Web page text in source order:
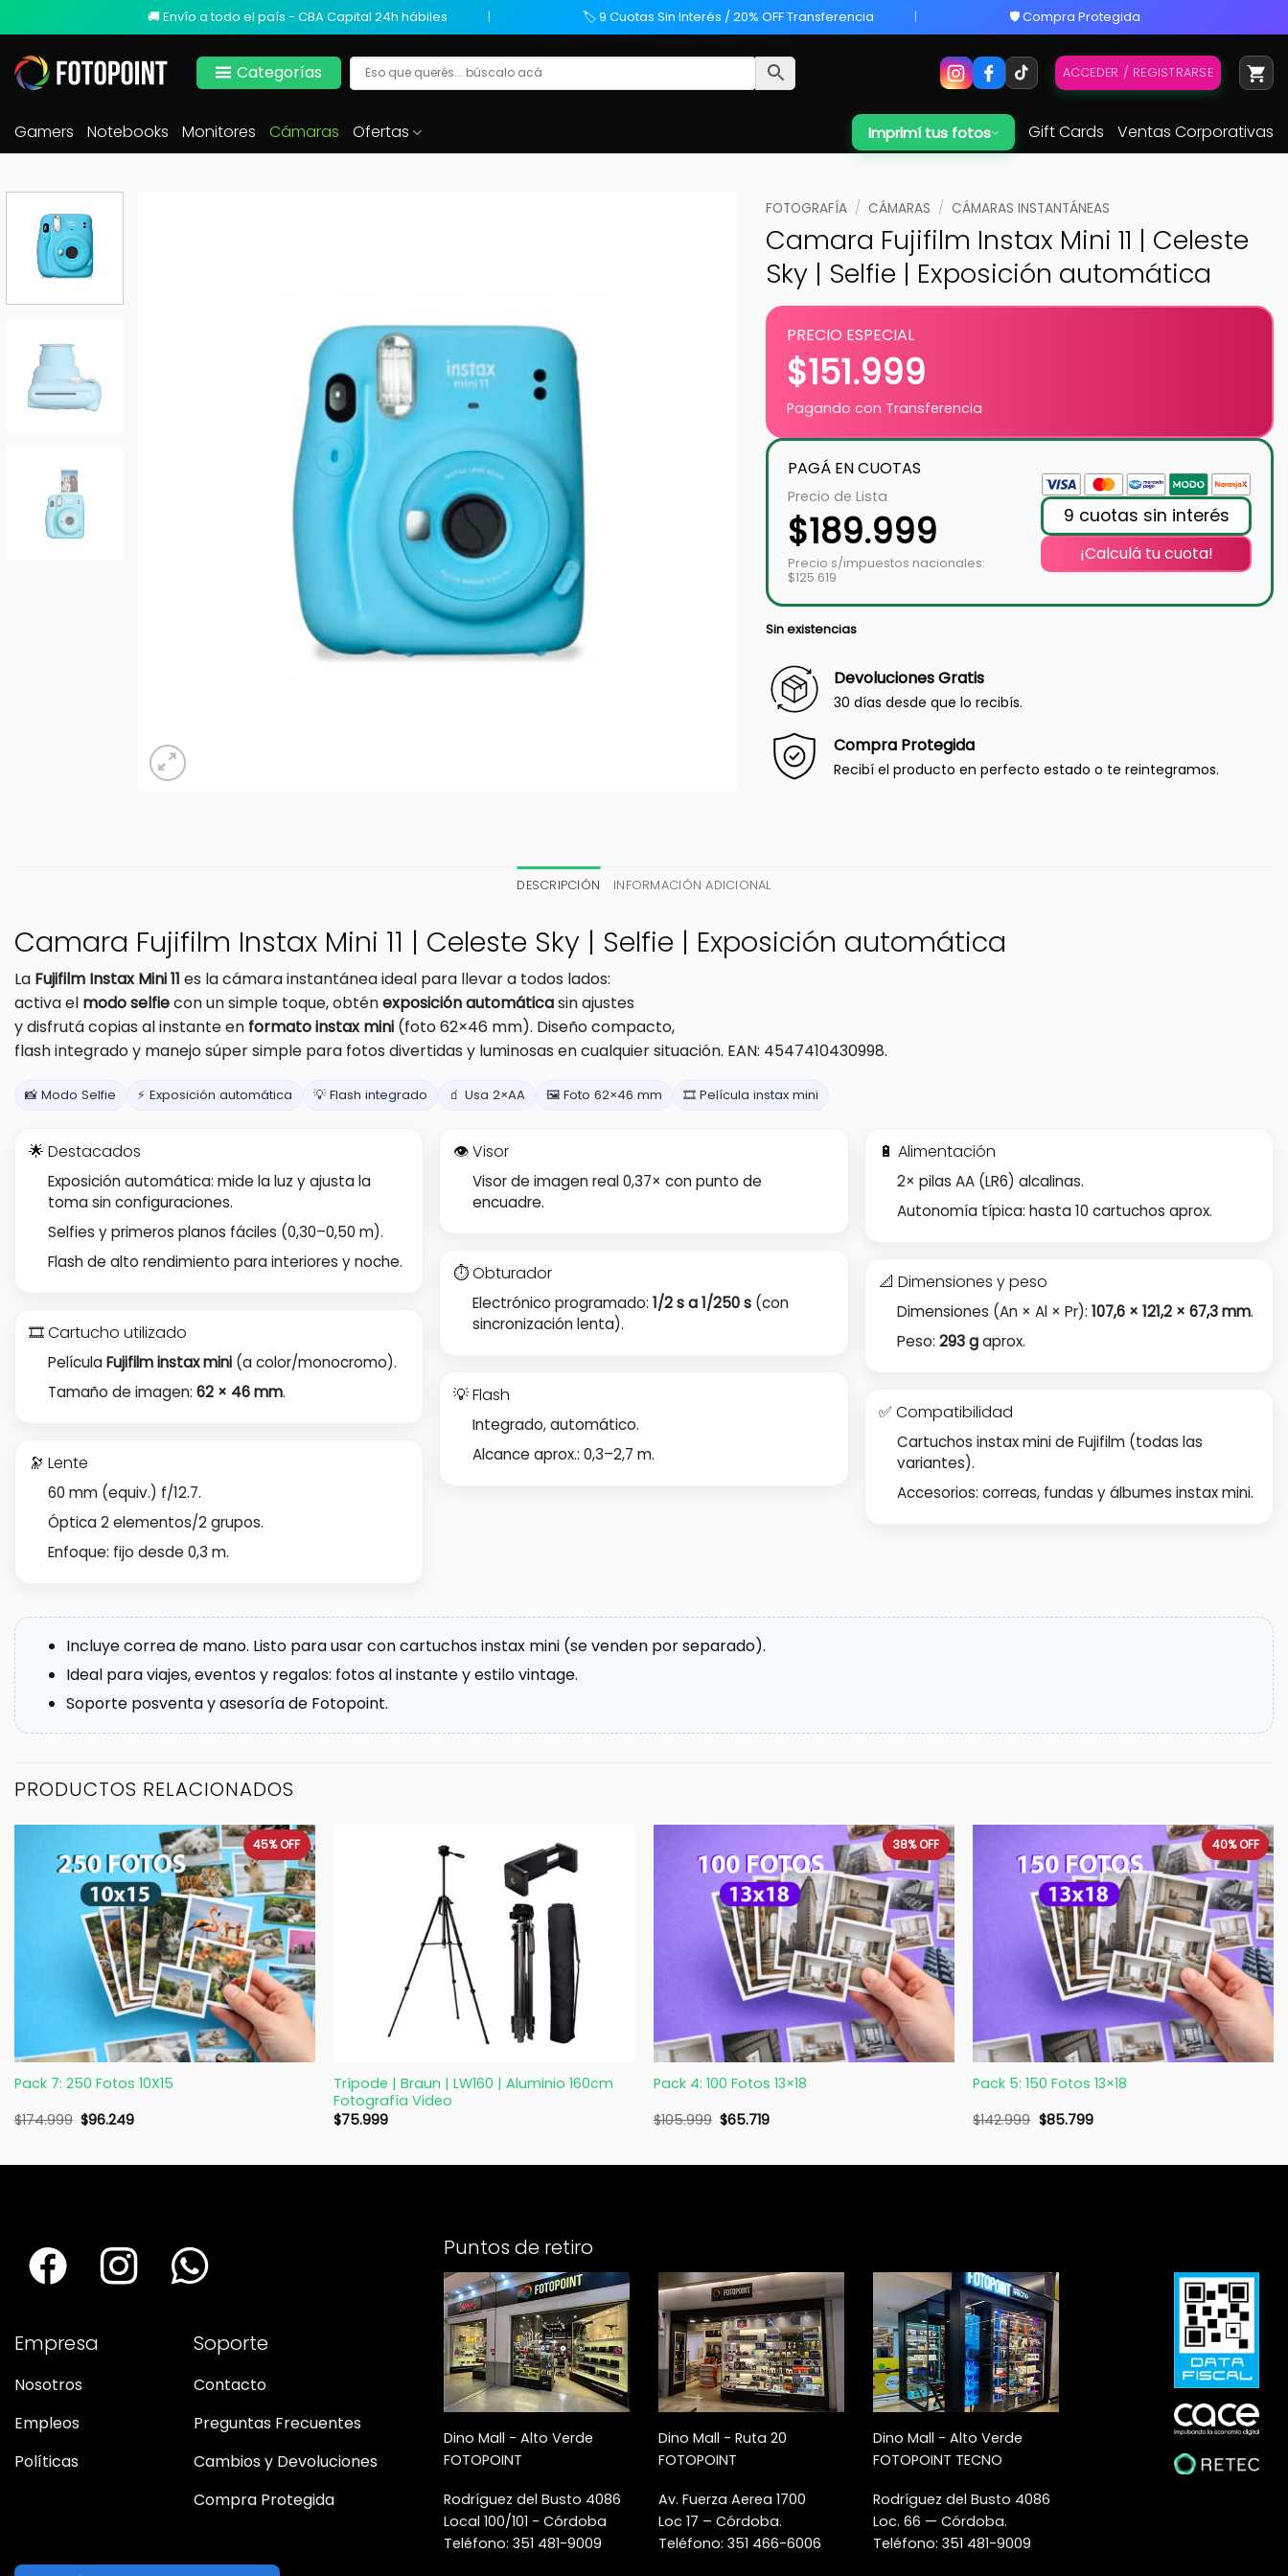
🚚 Envío a todo el país - CBA Capital 24h hábiles 🏷️ 9 Cuotas Sin Interés / 20% OFF Transferencia 🛡️ Compra Protegida
Categorías ACCEDER / REGISTRARSE
Gamers Notebooks Monitores Cámaras Ofertas Imprimí tus fotos Gift Cards Ventas Corporativas
FOTOGRAFÍA / CÁMARAS / CÁMARAS INSTANTÁNEAS
Camara Fujifilm Instax Mini 11 | Celeste
Sky | Selfie | Exposición automática
PRECIO ESPECIAL
$151.999
Pagando con Transferencia
PAGÁ EN CUOTAS
Precio de Lista
$189.999
Precio s/impuestos nacionales:
$125.619
9 cuotas sin interés
¡Calculá tu cuota!
Sin existencias
Devoluciones Gratis
30 días desde que lo recibís.
Compra Protegida
Recibí el producto en perfecto estado o te reintegramos.
DESCRIPCIÓN INFORMACIÓN ADICIONAL
Camara Fujifilm Instax Mini 11 | Celeste Sky | Selfie | Exposición automática
La Fujifilm Instax Mini 11 es la cámara instantánea ideal para llevar a todos lados:
activa el modo selfiecon un simple toque, obténexposición automáticasin ajustes
y disfrutá copias al instante en formato instax mini (foto 62×46 mm). Diseño compacto,
flash integrado y manejo súper simple para fotos divertidas y luminosas en cualquier situación. EAN: 4547410430998.
📸 Modo Selfie ⚡ Exposición automática 💡 Flash integrado 🧃 Usa 2×AA 🖼️ Foto 62×46 mm 🎞️ Película instax mini
🌟 Destacados
Exposición automática: mide la luz y ajusta la
toma sin configuraciones.
Selfies y primeros planos fáciles (0,30–0,50 m).
Flash de alto rendimiento para interiores y noche.
🎞️ Cartucho utilizado
PelículaFujifilm instax mini(a color/monocromo).
Tamaño de imagen: 62 × 46 mm.
🔭 Lente
60 mm (equiv.) f/12.7.
Óptica 2 elementos/2 grupos.
Enfoque: fijo desde 0,3 m.
👁️ Visor
Visor de imagen real 0,37× con punto de
encuadre.
⏱️ Obturador
Electrónico programado:1/2 s a 1/250 s (con
sincronización lenta).
💡 Flash
Integrado, automático.
Alcance aprox.: 0,3–2,7 m.
🔋 Alimentación
2× pilas AA (LR6) alcalinas.
Autonomía típica: hasta 10 cartuchos aprox.
📐 Dimensiones y peso
Dimensiones (An × Al × Pr):107,6 × 121,2 × 67,3 mm.
Peso:293 gaprox.
✅ Compatibilidad
Cartuchos instax mini de Fujifilm (todas las
variantes).
Accesorios: correas, fundas y álbumes instax mini.
Incluye correa de mano. Listo para usar con cartuchos instax mini (se venden por separado).
Ideal para viajes, eventos y regalos: fotos al instante y estilo vintage.
Soporte posventa y asesoría de Fotopoint.
PRODUCTOS RELACIONADOS
45%OFF
Pack 7: 250 Fotos 10X15
$174.999 $96.249
Trípode | Braun | LW160 | Aluminio 160cm
Fotografía Video
$75.999
38%OFF
+
Pack 4: 100 Fotos 13×18
$105.999 $65.719
40%OFF
+
Pack 5: 150 Fotos 13×18
$142.999 $85.799
Empresa
Nosotros
Empleos
Políticas
Soporte
Contacto
Preguntas Frecuentes
Cambios y Devoluciones
Compra Protegida
Puntos de retiro
Dino Mall - Alto Verde
FOTOPOINT
Rodríguez del Busto 4086
Local 100/101 - Córdoba
Teléfono: 351 481-9009
Dino Mall - Ruta 20
FOTOPOINT
Av. Fuerza Aerea 1700
Loc 17 – Córdoba.
Teléfono: 351 466-6006
Dino Mall - Alto Verde
FOTOPOINT TECNO
Rodríguez del Busto 4086
Loc. 66 — Córdoba.
Teléfono: 351 481-9009